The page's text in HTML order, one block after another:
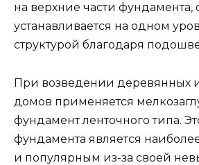
на верхние части фундамента,
устанавливается на одном
структурой благодаря
При возведении деревянных
домов применяется
фундамент ленточного типа.
фундамента является
и популярным из-за своей